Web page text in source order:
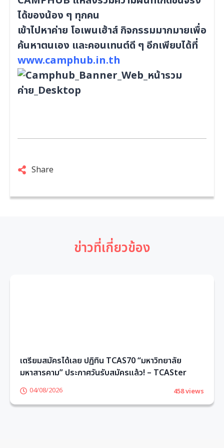
ได้ของน้อง ๆ ทุกคน
เข้าไปหาค่าย โอเพนเฮ้าส์ กิจกรรมมากมายเพื่อ
ค้นหาตนเอง และคอนเทนต์ดี ๆ อีกเพียบได้ที่
www.camphub.in.th
Share
ข่าวที่เกี่ยวข้อง
เตรียมสมัครได้เลย ปฏิทิน TCAS70 “มหาวิทยาลัย
มหาสารคาม” ประกาศวันรับสมัครแล้ว! – TCASter
04/08/2026 458 views